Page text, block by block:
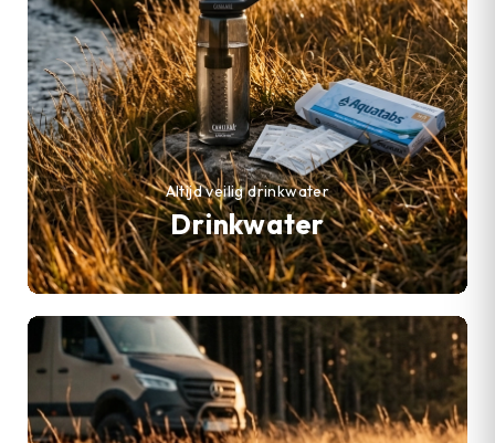
Drinkwater
Altijd veilig drinkwater